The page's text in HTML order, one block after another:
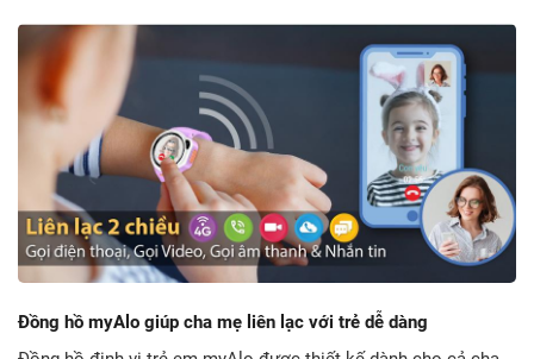
Đồng hồ myAlo giúp cha mẹ liên lạc với trẻ dễ dàng